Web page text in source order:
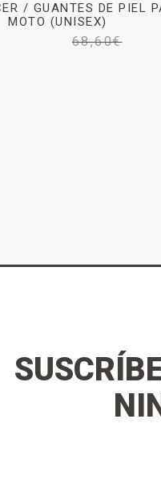
/ GUANTES DE PIEL
MOTO (UNISEX)
68,60€